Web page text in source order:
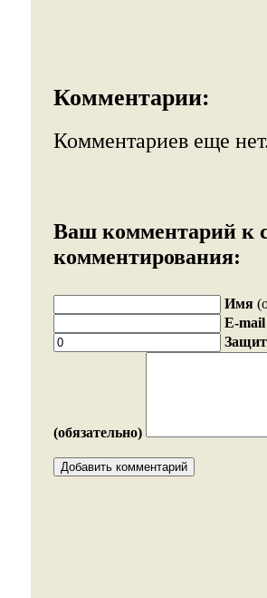
Комментарии:
Комментариев еще
Ваш комментарий к
комментирования:
Имя
E-mail
(обязательно)